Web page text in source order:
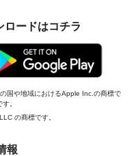
ロードはコチラ
国や地域におけるApple Inc.の商標で
。
の商標です。
報